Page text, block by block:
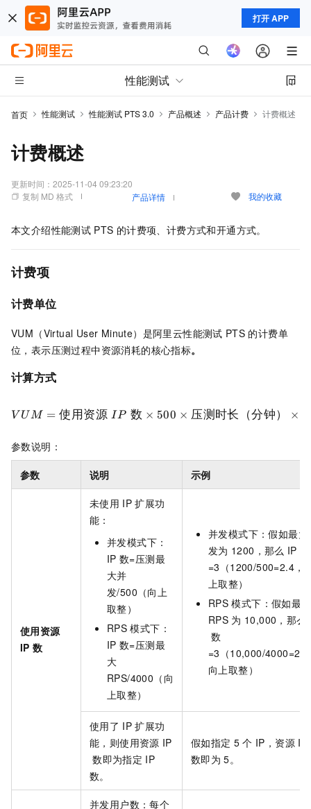
打开 APP
性能测试
首页 性能测试 性能测试 PTS 3.0 产品概述 产品计费 计费概述
计费概述
更新时间： 2025-11-04 09:23:20
复制 MD 格式
产品详情 我的收藏
本文介绍性能测试 PTS 的计费项、计费方式和开通方式。
计费项
计费单位
VUM（Virtual User Minute）是阿里云性能测试 PTS 的计费单
位，表示压测过程中资源消耗的核心指标。
计算方式
V UM = 使用资源 IP 数 × 500 × 压测时长（分钟） ×
参数说明：
参数 说明 示例
使用资源
IP 数
未使用 IP 扩展功
能：
并发模式下：
IP 数=压测最
大并
发/500（向上
取整）
RPS 模式下：
IP 数=压测最
大
RPS/4000（向
上取整）
并发模式下：假如最大
发为 1200，那么 IP
=3（1200/500=2.4，
上取整）
RPS 模式下：假如最大
RPS 为 10,000，那么
数
=3（10,000/
向上取整）
使用了 IP 扩展功
能，则使用资源 IP
数即为指定 IP
数。
假如指定 5 个 IP，资源 IP
数即为 5。
并发用户数：每个